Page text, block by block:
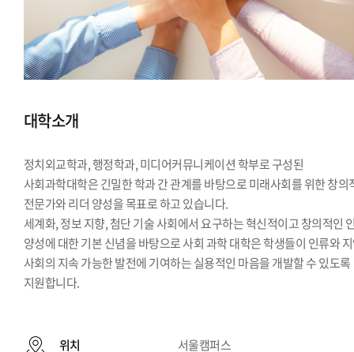
대학소개
정치외교학과, 행정학과, 미디어커뮤니케이션 학부로 구성된
사회과학대학은 긴밀한 학과 간 관계를 바탕으로 미래사회를 위한 창의
전문가와 리더 양성을 목표로 하고 있습니다.
세계화, 정보 지향, 첨단 기술 사회에서 요구하는 혁신적이고 창의적인
양성에 대한 기본 신념을 바탕으로 사회 과학 대학은 학생들이 인류와
사회의 지속 가능한 발전에 기여하는 실용적인 마음을 개발할 수 있도록
지원합니다.
위치 서울캠퍼스